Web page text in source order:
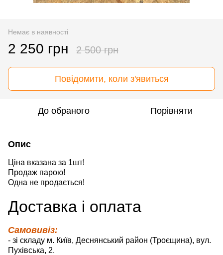
Немає в наявності
2 250 грн 2 500 грн
Повідомити, коли з'явиться
До обраного Порівняти
Опис
Ціна вказана за 1шт!
Продаж парою!
Одна не продається!
Доставка і оплата
Самовивіз:
- зі складу м. Київ, Деснянський район (Троєщина), вул.
Пухівська, 2.